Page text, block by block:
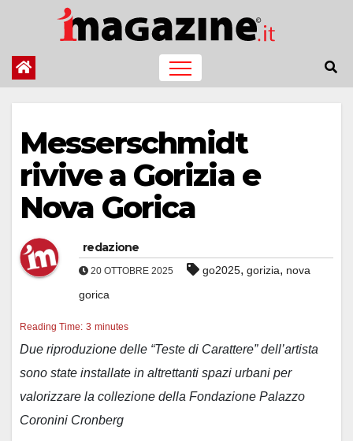
contenuto
Messerschmidt
rivive a Gorizia e
Nova Gorica
redazione
20 OTTOBRE 2025 go2025, gorizia, nova
gorica
Reading Time: 3 minutes
Due riproduzione delle “Teste di Carattere” dell’artista
sono state installate in altrettanti spazi urbani per
valorizzare la collezione della Fondazione Palazzo
Coronini Cronberg